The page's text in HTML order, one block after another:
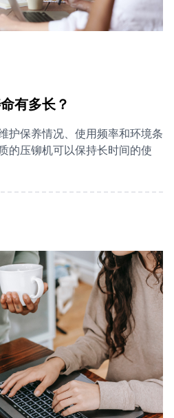
有多长？
护保养情况、使用频率和环境条
的压铆机可以保持长时间的使